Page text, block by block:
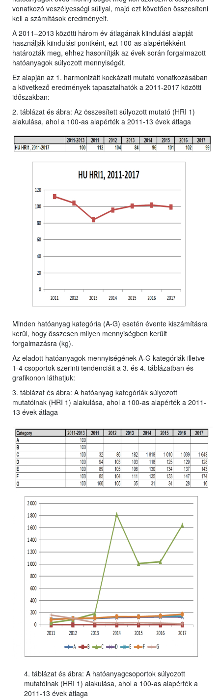
vonatkozó veszélyességi súllyal, majd ezt követően összesíteni
kell a számítások eredményeit.
A 2011–2013 közötti három év átlagának kiindulási alapját
használják kiindulási pontként, ezt 100-as alapértékként
határozták meg, ehhez hasonlítják az évek során forgalmazott
hatóanyagok súlyozott mennyiségét.
Ez alapján az 1. harmonizált kockázati mutató vonatkozásában
a következő eredmények tapasztalhatók a 2011-2017 közötti
időszakban:
2. táblázat és ábra: Az összesített súlyozott mutató (HRI 1)
alakulása, ahol a 100-as alapérték a 2011-13 évek átlaga
Minden hatóanyag kategória (A-G) esetén évente kiszámításra
kerül, hogy összesen milyen mennyiségben került
forgalmazásra (kg).
Az eladott hatóanyagok mennyiségének A-G kategóriák illetve
1-4 csoportok szerinti tendenciáit a 3. és 4. táblázatban és
grafikonon láthatjuk:
3. táblázat és ábra: A hatóanyag kategóriák súlyozott
mutatóinak (HRI 1) alakulása, ahol a 100-as alapérték a 2011-
13 évek átlaga
4. táblázat és ábra: A hatóanyagcsoportok súlyozott
mutatóinak (HRI 1) alakulása, ahol a 100-as alapérték a
2011-13 évek átlaga